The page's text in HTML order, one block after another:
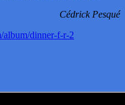
Cédrick Pesqué
album/dinner-f-r-2